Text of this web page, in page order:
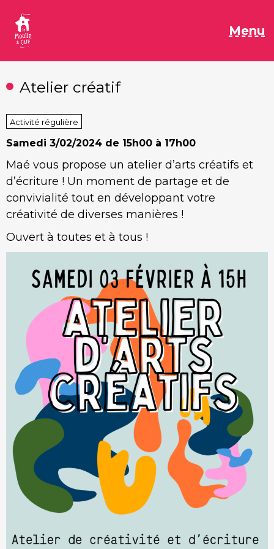
contenu
Menu
Atelier créatif
Activité régulière
Samedi 3/02/2024 de 15h00 à 17h00
Maé vous propose un atelier d’arts créatifs et
d’écriture ! Un moment de partage et de
convivialité tout en développant votre
créativité de diverses manières !
Ouvert à toutes et à tous !